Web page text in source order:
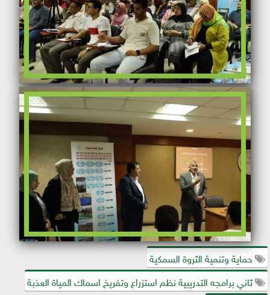
حماية وتنمية الثروة السمكية
ثاني برامجه التدريبية نظم استزراع وتفريخ اسماك المياة العذبة